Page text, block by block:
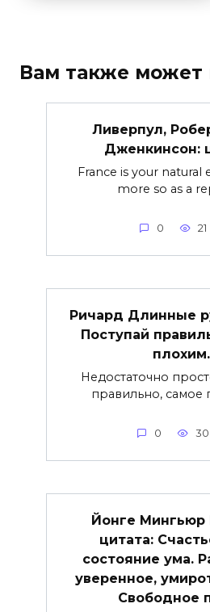
Вам также может
Ливерпул,
Дженкинсон:
France is your natural
more so as a
0 21
Ричард Длинные
Поступай
плохим.
Недостаточно
правильно, самое
0 30
Йонге Мингьюр
цитата:
состояние ума.
уверенное,
Свободное